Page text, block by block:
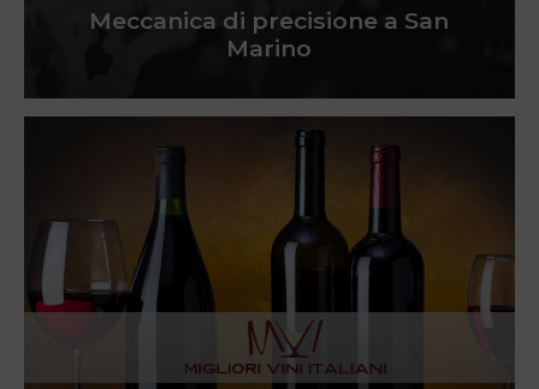
Meccanica di precisione a San
Marino